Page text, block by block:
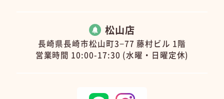
松山店
長崎県長崎市松山町3−77 藤村ビル 1階
営業時間 10:00-17:30 (水曜・日曜定休)